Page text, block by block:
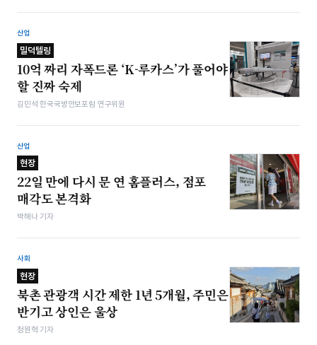
산업
밀덕텔링
10억 짜리 자폭드론 ‘K-루카스’가 풀어야
할 진짜 숙제
김민석 한국국방안보포럼 연구위원
산업
현장
22일 만에 다시 문 연 홈플러스, 점포
매각도 본격화
박해나 기자
사회
현장
북촌 관광객 시간 제한 1년 5개월, 주민은
반기고 상인은 울상
정원혁 기자